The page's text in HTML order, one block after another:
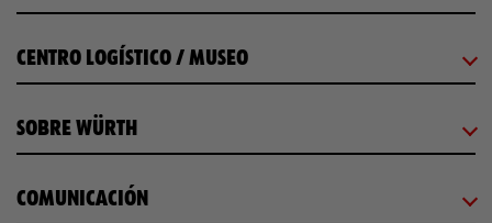
CENTRO LOGÍSTICO / MUSEO
SOBRE WÜRTH
COMUNICACIÓN